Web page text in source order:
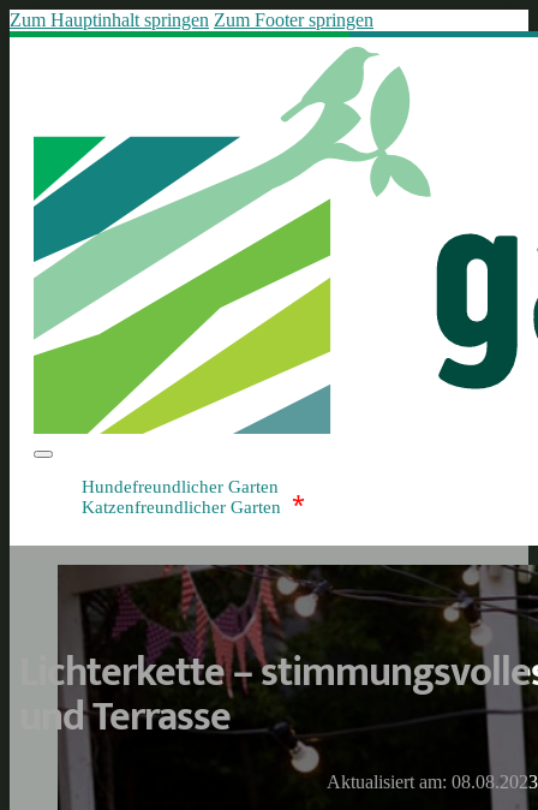
Zum Hauptinhalt springen Zum Footer springen
Hundefreundlicher Garten
Katzenfreundlicher Garten
*
Lichterkette –
und Terrasse
Aktualisiert am: 08.08.2023